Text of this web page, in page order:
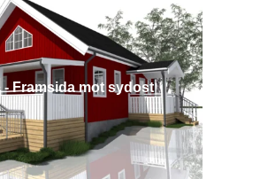
- Framsida mot sydost